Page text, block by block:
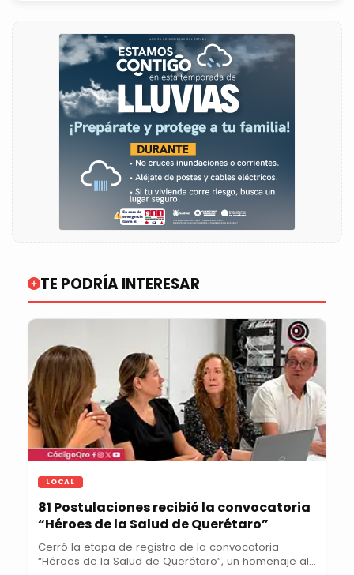
TE PODRÍA INTERESAR
LOCAL
81 Postulaciones recibió la convocatoria
“Héroes de la Salud de Querétaro”
Cerró la etapa de registro de la convocatoria
“Héroes de la Salud de Querétaro”, un homenaje al...